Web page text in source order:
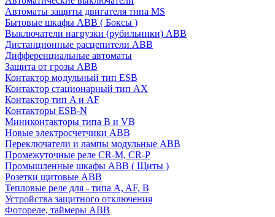
Автоматы защиты двигателя типа MS
Бытовые шкафы ABB ( Боксы )
Выключатели нагрузки (рубильники) ABB
Дистанционные расцепители ABB
Дифференциальные автоматы
Защита от грозы ABB
Контактор модульный тип ESB
Контактор стационарный тип AX
Контактор тип A и AF
Контакторы ESB-N
Миниконтакторы типа B и VB
Новые электросчетчики ABB
Переключатели и лампы модульные ABB
Промежуточные реле CR-M, CR-P
Промышленные шкафы ABB ( Щиты )
Розетки щитовые ABB
Тепловые реле для - типа A, AF, B
Устройства защитного отключения
Фотореле, таймеры ABB